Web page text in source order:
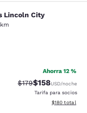
City
Lincoln City
Muy bueno. 2173
Ahorra 12 %
Precio tachado:
$179Precio con
$158USD/noche
Tarifa para socios
Ver detalles
$180 total